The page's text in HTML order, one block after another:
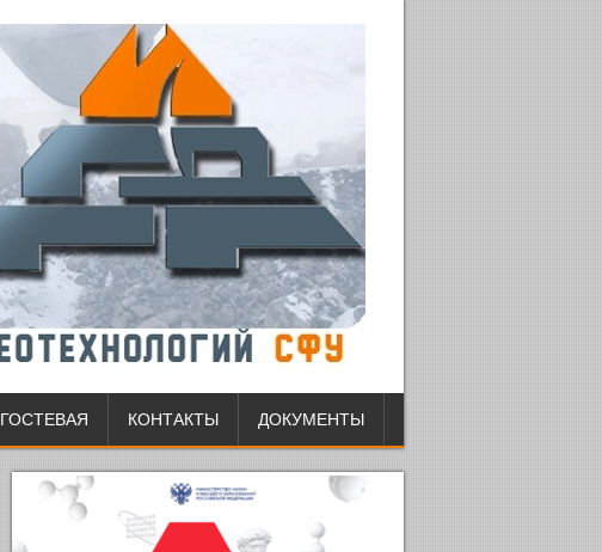
ГОСТЕВАЯ КОНТАКТЫ ДОКУМЕНТЫ